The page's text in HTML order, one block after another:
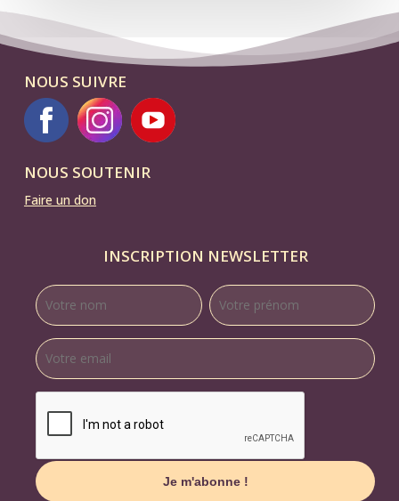
NOUS SUIVRE
NOUS SOUTENIR
Faire un don
INSCRIPTION NEWSLETTER